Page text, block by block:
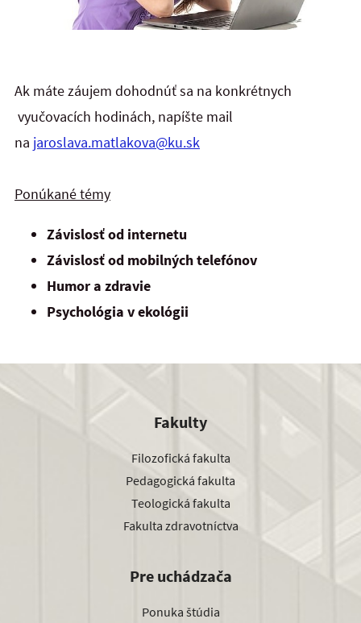
Ak máte záujem dohodnúť sa na konkrétnych
vyučovacích hodinách, napíšte mail
na jaroslava.matlakova@ku.sk
Ponúkané témy
Závislosť od internetu
Závislosť od mobilných telefónov
Humor a zdravie
Psychológia v ekológii
Fakulty
Filozofická fakulta
Pedagogická fakulta
Teologická fakulta
Fakulta zdravotníctva
Pre uchádzača
Ponuka štúdia